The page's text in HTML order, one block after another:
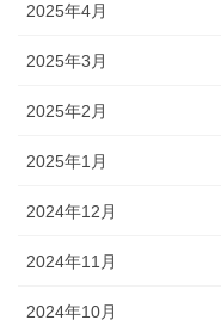
2025年4月
2025年3月
2025年2月
2025年1月
2024年12月
2024年11月
2024年10月